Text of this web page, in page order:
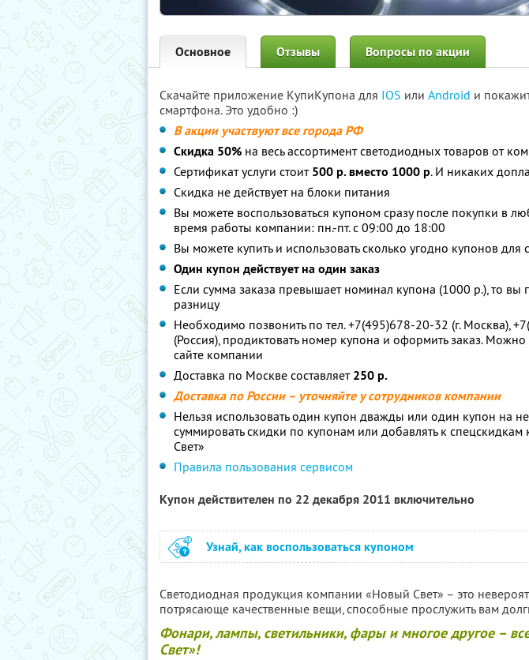
Основное Отзывы Вопросы по акции
Скачайте приложение КупиКупона для IOS или Android и
смартфона. Это удобно :)
В акции участвуют все города РФ
Скидка 50% на весь ассортимент светодиодных товаров от
Сертификат услуги стоит 500 р. вместо 1000 р. И никаких
Скидка не действует на блоки питания
Вы можете воспользоваться купоном сразу после покупки в
время работы компании: пн.-пт. с 09:00 до 18:00
Вы можете купить и использовать сколько угодно купонов для
Один купон действует на один заказ
Если сумма заказа превышает номинал купона (1000 р.), то вы
разницу
Необходимо позвонить по тел. +7(495)678-20-32 (г. Москва),
(Россия), продиктовать номер купона и оформить заказ.
сайте компании
Доставка по Москве составляет250 р.
Доставка по России – уточняйте у сотрудников компании
Нельзя использовать один купон дважды или один купон на
суммировать скидки по купонам или добавлять к
Свет»
Правила пользования сервисом
Купон действителен по 22 декабря 2011 включительно
Узнай, как воспользоваться купоном
Светодиодная продукция компании «Новый Свет» – это
потрясающе качественные вещи, способные прослужить вам
Фонари, лампы, светильники, фары и многое другое –
Свет»!